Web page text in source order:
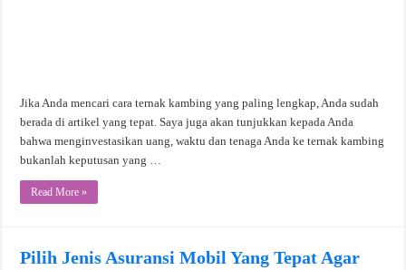
Jika Anda mencari cara ternak kambing yang paling lengkap, Anda sudah
berada di artikel yang tepat. Saya juga akan tunjukkan kepada Anda
bahwa menginvestasikan uang, waktu dan tenaga Anda ke ternak kambing
bukanlah keputusan yang …
Read More »
Pilih Jenis Asuransi Mobil Yang Tepat Agar